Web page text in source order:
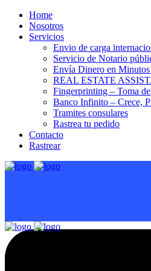
Home
Nosotros
Servicios
Envio de carga
Servicio de Notario
Envía Dinero en
REAL ESTATE
Fingerprinting – Toma
Banco Infinito – Crece,
Tramites consulares
Rastrea tu pedido
Contacto
Rastrear